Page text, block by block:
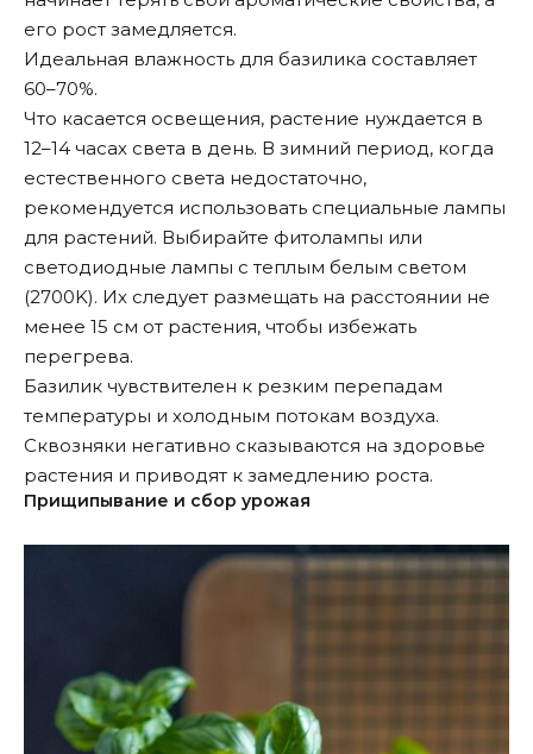
его рост замедляется.
Идеальная влажность для базилика составляет
60–70%.
Что касается освещения, растение нуждается в
12–14 часах света в день. В зимний период, когда
естественного света недостаточно,
рекомендуется использовать специальные лампы
для растений. Выбирайте фитолампы или
светодиодные лампы с теплым белым светом
(2700K). Их следует размещать на расстоянии не
менее 15 см от растения, чтобы избежать
перегрева.
Базилик чувствителен к резким перепадам
температуры и холодным потокам воздуха.
Сквозняки негативно сказываются на здоровье
растения и приводят к замедлению роста.
Прищипывание и сбор урожая